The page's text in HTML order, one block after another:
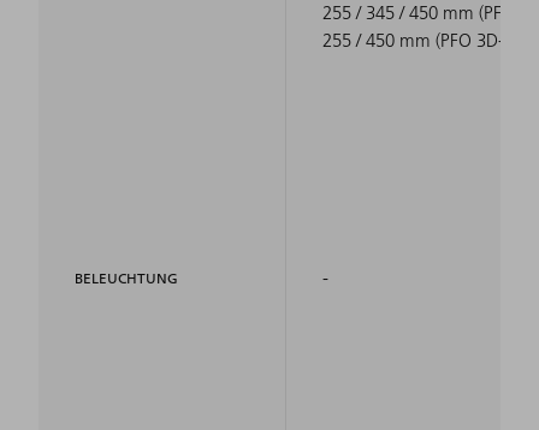
BELEUCHTUNG
255 / 345 / 450 mm (PFO
255 / 450 mm (PFO 3D-2)
-